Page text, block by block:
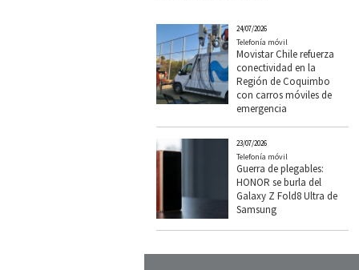
24/07/2026
Telefonía móvil
Movistar Chile refuerza
conectividad en la
Región de Coquimbo
con carros móviles de
emergencia
23/07/2026
Telefonía móvil
Guerra de plegables:
HONOR se burla del
Galaxy Z Fold8 Ultra de
Samsung